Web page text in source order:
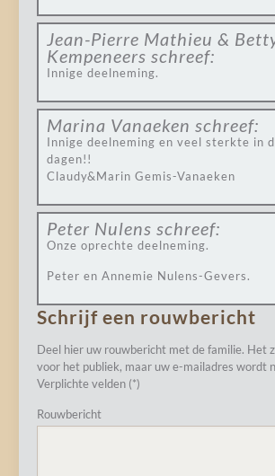
Jean-Pierre Mathieu &
Kempeneers schreef:
Innige deelneming.
Marina Vanaeken schreef:
Innige deelneming en veel sterkte in
dagen!!
Claudy&Marin Gemis-Vanaeken
Peter Nulens schreef:
Onze oprechte deelneming.
Peter en Annemie Nulens-Gevers.
Schrijf een rouwbericht
Deel hier uw rouwbericht met de familie. Het
voor het publiek, maar uw e-mailadres wordt
Verplichte velden (*)
Rouwbericht